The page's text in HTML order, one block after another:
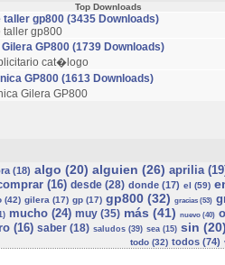
Top Downloads
taller gp800 (3435 Downloads)
taller gp800
GP800 (1739 Downloads)
cat�logo
GP800 (1613 Downloads)
Gilera GP800
(18) algo (20) alguien (26) aprilia
(16) desde (28) donde (17) el (59)
(42) gilera (17) gp (17) gp800 (32) gracias (53)
mucho (24) muy (35) más (41) nuevo (40)
(16) saber (18) saludos (39) sea (15) sin (20)
todo (32) todos (74)